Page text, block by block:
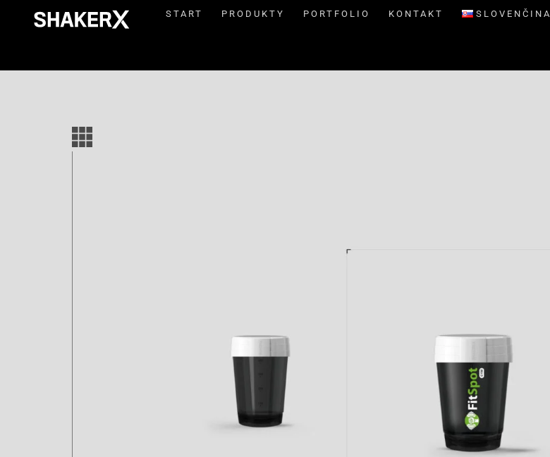
START PRODUKTY PORTFOLIO KONTAKT SLOVENČINA